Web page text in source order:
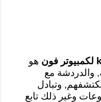
هو
والدردشة مع
تكتشفهم, وتبادل
وغير ذلك تابع